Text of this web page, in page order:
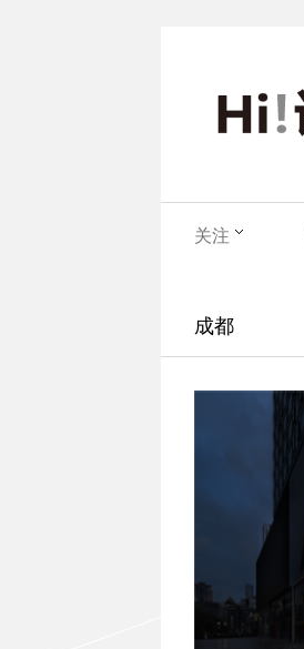
关注
成都